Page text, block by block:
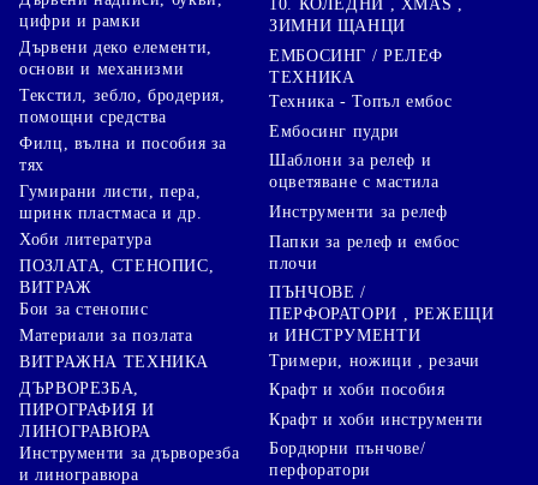
цифри и рамки
Дървени деко елементи,
основи и механизми
Текстил, зебло, бродерия,
помощни средства
Филц, вълна и пособия за
тях
Гумирани листи, пера,
шринк пластмаса и др.
Хоби литература
ПОЗЛАТА, СТЕНОПИС,
ВИТРАЖ
Бои за стенопис
Материали за позлата
ВИТРАЖНА ТЕХНИКА
ДЪРВОРЕЗБА,
ПИРОГРАФИЯ И
ЛИНОГРАВЮРА
Инструменти за дърворезба
и линогравюра
10. КОЛЕДНИ , XMAS ,
ЗИМНИ ЩАНЦИ
ЕМБОСИНГ / РЕЛЕФ
ТЕХНИКА
Техника - Топъл ембос
Ембосинг пудри
Шаблони за релеф и
оцветяване с мастила
Инструменти за релеф
Папки за релеф и ембос
плочи
ПЪНЧОВЕ /
ПЕРФОРАТОРИ , РЕЖЕЩИ
и ИНСТРУМЕНТИ
Тримери, ножици , резачи
Крафт и хоби пособия
Крафт и хоби инструменти
Бордюрни пънчове/
перфоратори